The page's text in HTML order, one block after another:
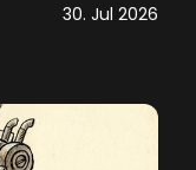
30. Jul 2026